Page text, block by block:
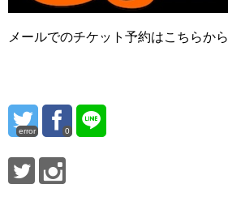
メールでのチケット予約はこちらから
error 0